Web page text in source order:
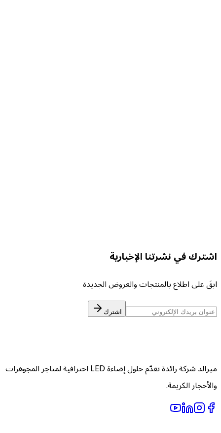
في نشرتنا الإخبارية
على اطلاع بالمنتجات والعروض الجديدة
اشترك
ميرالد شركة رائدة تقدّم حلول إضاءة LED احترافية لمتاجر المجوهرات
الكريمة.